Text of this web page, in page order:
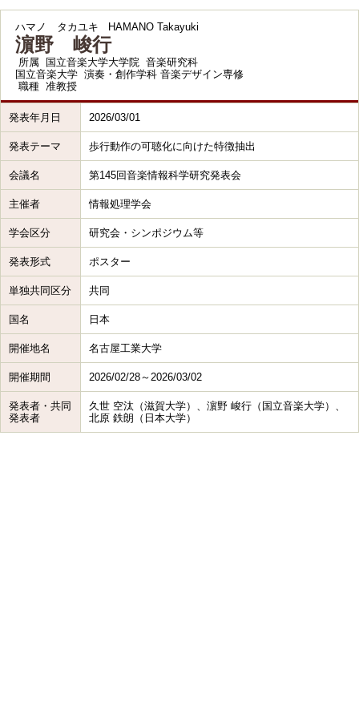
ハマノ タカユキ HAMANO Takayuki
濵野 峻行
所属
国立音楽大学大学院 音楽研究科
国立音楽大学 演奏・創作学科 音楽デザイン専修
職種 准教授
発表年月日 2026/03/01
発表テーマ 歩行動作の可聴化に向けた特徴抽出
会議名 第145回音楽情報科学研究発表会
主催者 情報処理学会
学会区分 研究会・シンポジウム等
発表形式 ポスター
単独共同区分 共同
国名 日本
開催地名 名古屋工業大学
開催期間 2026/02/28～2026/03/02
発表者・共同
発表者
久世 空汰（滋賀大学）、濵野 峻行（国立音楽大学）、
北原 鉄朗（日本大学）